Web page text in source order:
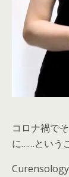
コロナ禍で
に……という